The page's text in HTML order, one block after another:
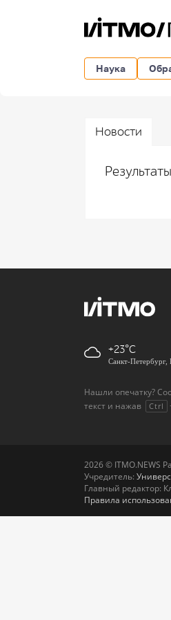
Наука
Новости
+23
Санкт-Петербург,
Нашли опечатку?
текст и нажав
Ctrl
2026 © ITMO.NEWS
Учредитель:
Главный редактор:
Правила